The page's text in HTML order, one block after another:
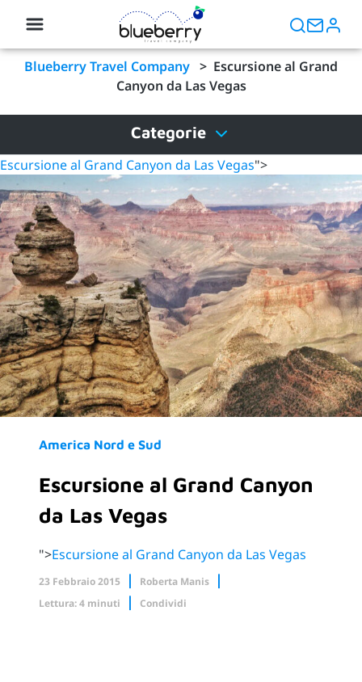
Blueberry Travel Company > Escursione al Grand
Canyon da Las Vegas
Categorie
Escursione al Grand Canyon da Las Vegas">
America Nord e Sud
Escursione al Grand Canyon
da Las Vegas
">Escursione al Grand Canyon da Las Vegas
23 Febbraio 2015
Roberta Manis
Lettura: 4 minuti
Condividi